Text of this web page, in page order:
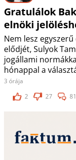
Gratulálok
elnöki
Nem lesz
elődjét, Sulyok
jogállami
hónappal a
3 órája
2
27 81